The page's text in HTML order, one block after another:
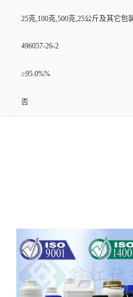
25克,100克,500克,25公斤及其它包
496057-26-2
≥95.0%%
否